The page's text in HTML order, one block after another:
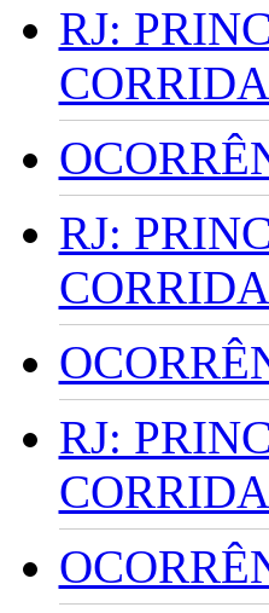
RJ:
RJ:
RJ: